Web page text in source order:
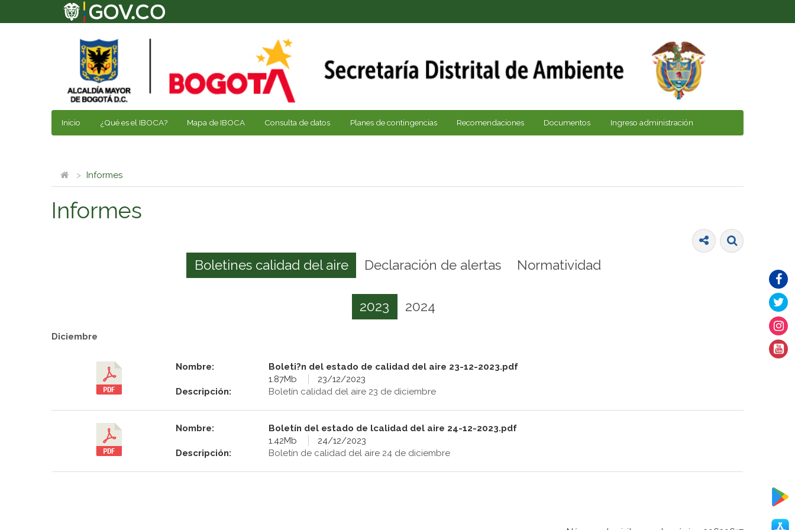
Inicio ¿Qué es el IBOCA? Mapa de IBOCA Consulta de datos Planes de contingencias Recomendaciones Documentos Ingreso administración
Informes
Informes
Boletines calidad del aire Declaración de alertas Normatividad
2023 2024
Diciembre
Nombre:
Boleti?n del estado de calidad del aire 23-12-2023.pdf
1.87Mb
23/12/2023
Descripción:
Boletín calidad del aire 23 de diciembre
Nombre:
Boletín del estado de lcalidad del aire 24-12-2023.pdf
1.42Mb
24/12/2023
Descripción:
Boletín de calidad del aire 24 de diciembre